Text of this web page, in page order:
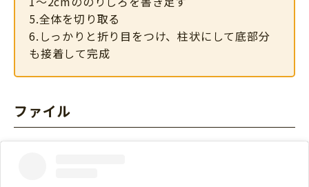
5.全体を切り取る
6.しっかりと折り目をつけ、柱状にして底部分
も接着して完成
ファイル